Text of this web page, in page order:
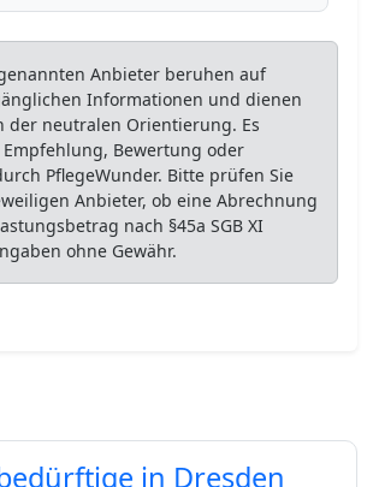
Anbieter beruhen auf
Informationen und dienen
der neutralen Orientierung. Es
Bewertung oder
PflegeWunder. Bitte prüfen Sie
Anbieter, ob eine Abrechnung
nach §45a SGB XI
ohne Gewähr.
in Dresden